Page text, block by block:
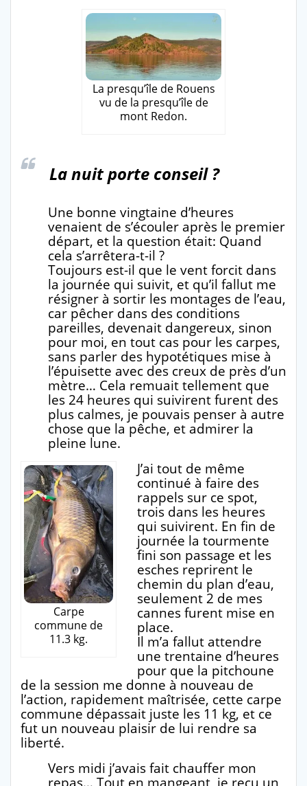
La presqu’île de Rouens
vu de la presqu’île de
mont Redon.
La nuit porte conseil ?
Une bonne vingtaine d’heures
venaient de s’écouler après le premier
départ, et la question était: Quand
cela s’arrêtera-t-il ?
Toujours est-il que le vent forcit dans
la journée qui suivit, et qu’il fallut me
résigner à sortir les montages de l’eau,
car pêcher dans des conditions
pareilles, devenait dangereux, sinon
pour moi, en tout cas pour les carpes,
sans parler des hypotétiques mise à
l’épuisette avec des creux de près d’un
mètre… Cela remuait tellement que
les 24 heures qui suivirent furent des
plus calmes, je pouvais penser à autre
chose que la pêche, et admirer la
pleine lune.
Carpe
commune de
11.3 kg.
J’ai tout de même
continué à faire des
rappels sur ce spot,
trois dans les heures
qui suivirent. En fin de
journée la tourmente
fini son passage et les
esches reprirent le
chemin du plan d’eau,
seulement 2 de mes
cannes furent mise en
place.
Il m’a fallut attendre
une trentaine d’heures
pour que la pitchoune
de la session me donne à nouveau de
l’action, rapidement maîtrisée, cette carpe
commune dépassait juste les 11 kg, et ce
fut un nouveau plaisir de lui rendre sa
liberté.
Vers midi j’avais fait chauffer mon
repas… Tout en mangeant, je reçu un